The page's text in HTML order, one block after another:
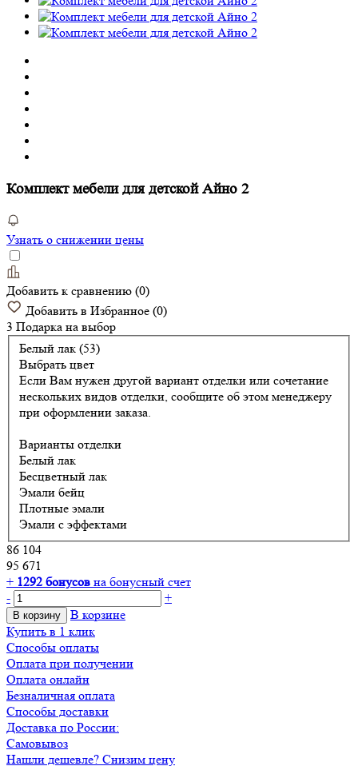
Комплект мебели для детской Айно 2
Узнать о снижении цены
Добавить к сравнению (0)
Добавить в Избранное (0)
3 Подарка на выбор
Белый лак (53)
Выбрать цвет
Если Вам нужен другой вариант отделки или сочетание
нескольких видов отделки, сообщите об этом менеджеру
при оформлении заказа.
Варианты отделки
Белый лак
Бесцветный лак
Эмали бейц
Плотные эмали
Эмали с эффектами
86 104
95 671
+ 1292 бонусов на бонусный счет
-
+
В корзину
В корзине
Купить в 1 клик
Способы оплаты
Оплата при получении
Оплата онлайн
Безналичная оплата
Способы доставки
Доставка по России:
Самовывоз
Нашли дешевле? Снизим цену